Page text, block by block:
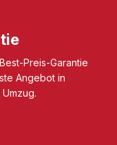
Preis-Garantie
Angebot in